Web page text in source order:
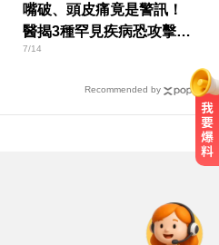
嘴破、頭皮痛竟是警訊！
醫揭3種罕見疾病恐攻擊全
身
7/14
Recommended by